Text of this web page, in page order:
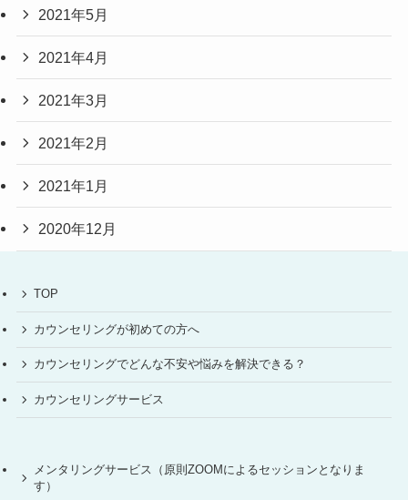
2021年5月
2021年4月
2021年3月
2021年2月
2021年1月
2020年12月
TOP
カウンセリングが初めての方へ
カウンセリングでどんな不安や悩みを解決できる？
カウンセリングサービス
メンタリングサービス（原則ZOOMによるセッションとなりま
す）